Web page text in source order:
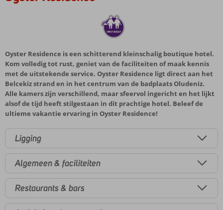
Oyster Residence is een schitterend kleinschalig boutique hotel.
Kom volledig tot rust, geniet van de faciliteiten of maak kennis
met de uitstekende service. Oyster Residence ligt direct aan het
Belcekiz strand en in het centrum van de badplaats Oludeniz.
Alle kamers zijn verschillend, maar sfeervol ingericht en het lijkt
alsof de tijd heeft stilgestaan in dit prachtige hotel. Beleef de
ultieme vakantie ervaring in Oyster Residence!
Ligging
Algemeen & faciliteiten
Restaurants & bars